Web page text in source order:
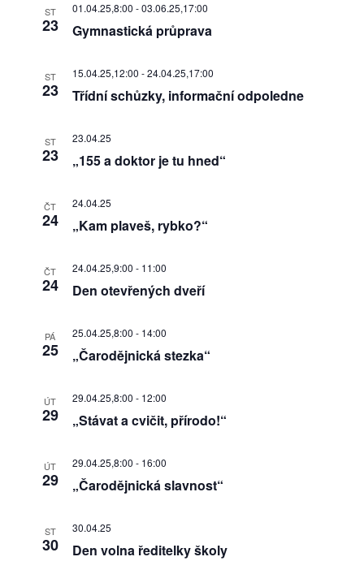
ST
23 Gymnastická průprava
01.04.25,8:00 -03.06.25,17:00
ST
23 Třídní schůzky, informační odpoledne
15.04.25,12:00 -24.04.25,17:00
ST
23 „155 a doktor je tu hned“
23.04.25
ČT
24 „Kam plaveš, rybko?“
24.04.25
ČT
24 Den otevřených dveří
24.04.25,9:00 - 11:00
PÁ
25 „Čarodějnická stezka“
25.04.25,8:00 - 14:00
ÚT
29 „Stávat a cvičit, přírodo!“
29.04.25,8:00 - 12:00
ÚT
29 „Čarodějnická slavnost“
29.04.25,8:00 - 16:00
ST
30 Den volna ředitelky školy
30.04.25